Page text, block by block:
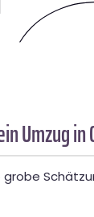
Umzug in